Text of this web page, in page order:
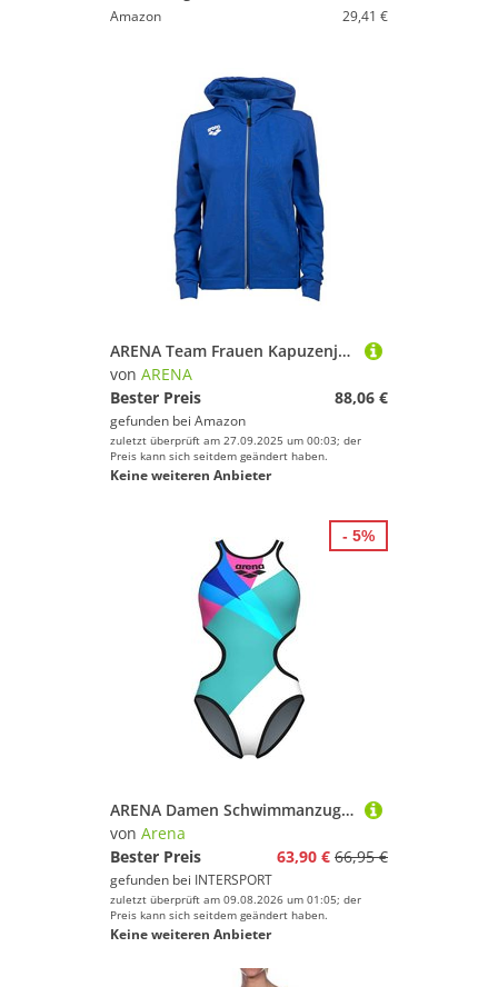
Amazon
29,41 €
ARENA Team Frauen Kapuzenjacke Panel
von ARENA
Bester Preis
88,06 €
gefunden bei Amazon
zuletzt überprüft am 27.09.2025 um 00:03; der
Preis kann sich seitdem geändert haben.
Keine weiteren Anbieter
ARENA Damen Schwimmanzug W ONE PLACEMENT SWIMSUIT TECH BACK
von Arena
Bester Preis
63,90 € 66,95 €
gefunden bei INTERSPORT
zuletzt überprüft am 09.08.2026 um 01:05; der
Preis kann sich seitdem geändert haben.
Keine weiteren Anbieter
- 5%